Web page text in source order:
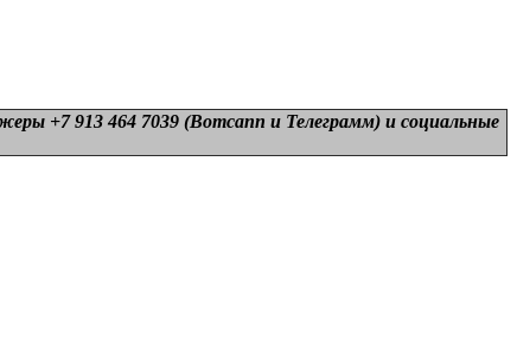
+7 913 464 7039 (Вотсапп и Телеграмм) и социальные